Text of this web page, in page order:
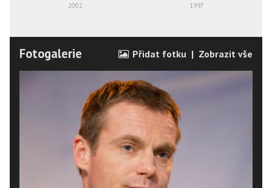
2002 1997
Fotogalerie Přidat fotku | Zobrazit vše